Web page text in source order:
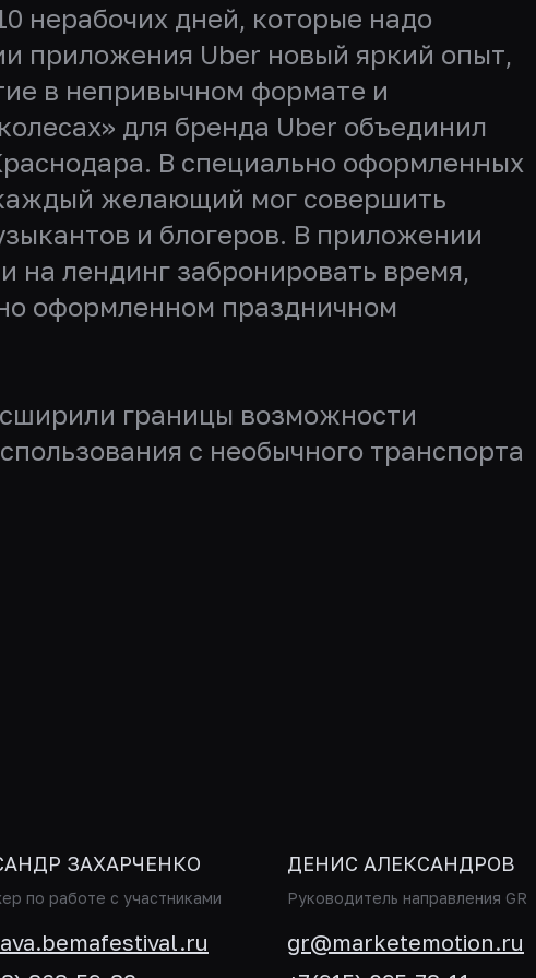
нерабочих дней, которые надо
приложения Uber новый яркий опыт,
в непривычном формате и
для бренда Uber объединил
В специально оформленных
желающий мог совершить
и блогеров. В приложении
на лендинг забронировать время,
оформленном праздничном
границы возможности
с необычного транспорта
ЗАХАРЧЕНКО
по работе с участниками
ДЕНИС АЛЕКСАНДРОВ
Руководитель направления GR
gr@marketemotion.ru